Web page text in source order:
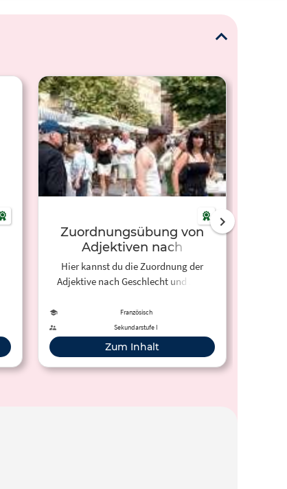
Zuordnungsübung von
Adjektiven nach
Geschlecht und Zahl
Hier kannst du die Zuordnung der
Adjektive nach Geschlecht und Zahl
Französisch
Sekundarstufe I
Zum Inhalt